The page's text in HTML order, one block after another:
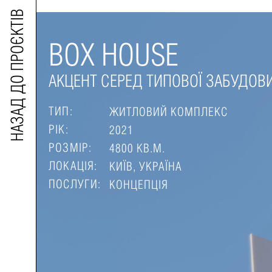
НАЗАД ДО ПРОЄКТІВ BOX HOUSE
АКЦЕНТ СЕРЕД ТИПОВОЇ
ТИП:
ЖИТЛОВИЙ КОМПЛЕКС
РІК:
2021
РОЗМІР:
4800 КВ.М.
ЛОКАЦІЯ:
КИЇВ, УКРАЇНА
ПОСЛУГИ:
КОНЦЕПЦІЯ